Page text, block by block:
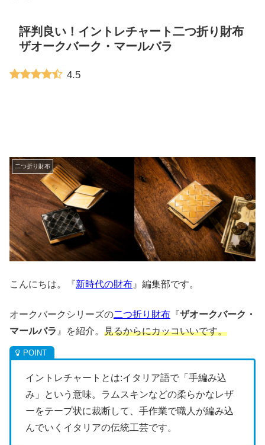
評判良い！イントレチャート二つ折り財布
ザオークバーク・マールバラ
4.5
二つ折り財布
こんにちは。『新時代の財布 』編集部です。
オークバークシリーズの二つ折り財布 『ザオークバーク・
マールバラ 』を紹介。 見るからにカッコいいです。
イントレチャートとは:イタリア語で「手編み込
み」という意味。ラムスキンなどの柔らかなレザ
ーをテープ状に裁断して、手作業で職人が編み込
んでいくイタリアの伝統工芸です。